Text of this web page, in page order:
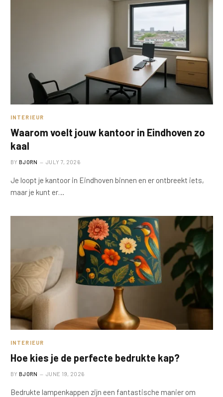
INTERIEUR
Waarom voelt jouw kantoor in Eindhoven zo
kaal
BY BJORN JULY 7, 2026
Je loopt je kantoor in Eindhoven binnen en er ontbreekt iets,
maar je kunt er…
INTERIEUR
Hoe kies je de perfecte bedrukte kap?
BY BJORN JUNE 19, 2026
Bedrukte lampenkappen zijn een fantastische manier om